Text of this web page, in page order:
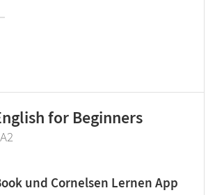
for Beginners
und Cornelsen Lernen App